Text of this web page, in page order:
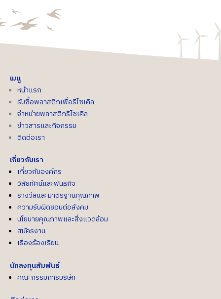
เมนู
หน้าแรก
รับซื้อพลาสติกเพื่อรีไซเคิล
จำหน่ายพลาสติกรีไซเคิล
ข่าวสารและกิจกรรม
ติดต่อเรา
เกี่ยวกับเรา
เกี่ยวกับองค์กร
วิสัยทัศน์และพันธกิจ
รางวัลและมาตรฐานคุณภาพ
ความรับผิดชอบต่อสังคม
นโยบายคุณภาพและสิ่งแวดล้อม
สมัครงาน
เรื่องร้องเรียน
นักลงทุนสัมพันธ์
คณะกรรมการบริษัท